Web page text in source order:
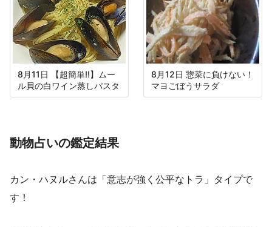
8月11日 【超簡単!!】ムー
ル貝の白ワイン蒸しパスタ
8月12日 惣菜に負けない！
マヨごぼうサラダ
動物占いの鑑定結果
カン・ハヌルさんは「意志が強く公平なトラ」タイプで
す！